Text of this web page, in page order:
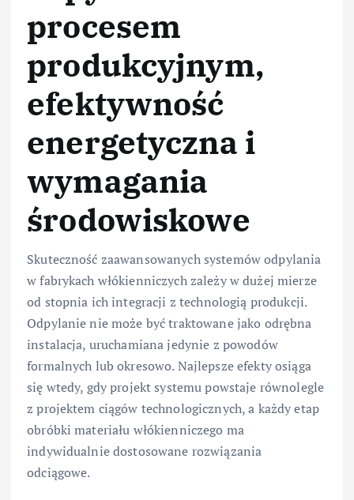
procesem
produkcyjnym,
efektywność
energetyczna i
wymagania
środowiskowe
Skuteczność zaawansowanych systemów odpylania
w fabrykach włókienniczych zależy w dużej mierze
od stopnia ich integracji z technologią produkcji.
Odpylanie nie może być traktowane jako odrębna
instalacja, uruchamiana jedynie z powodów
formalnych lub okresowo. Najlepsze efekty osiąga
się wtedy, gdy projekt systemu powstaje równolegle
z projektem ciągów technologicznych, a każdy etap
obróbki materiału włókienniczego ma
indywidualnie dostosowane rozwiązania
odciągowe.